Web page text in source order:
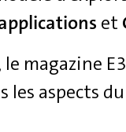
et
magazine
aspects